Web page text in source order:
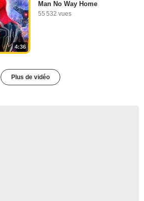
4:36
Man No Way Home
55 532 vues
Plus de vidéo